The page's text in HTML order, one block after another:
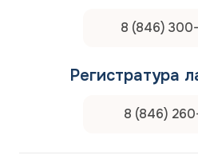
8 (846)
Регистратура
8 (846)